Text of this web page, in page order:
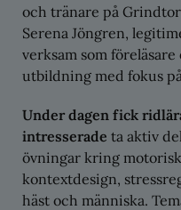
och tränare på
Serena Jöngren,
verksam som
utbildning med fokus
Under dagen fick
intresserade ta aktiv
övningar kring
kontextdesign,
häst och människa.